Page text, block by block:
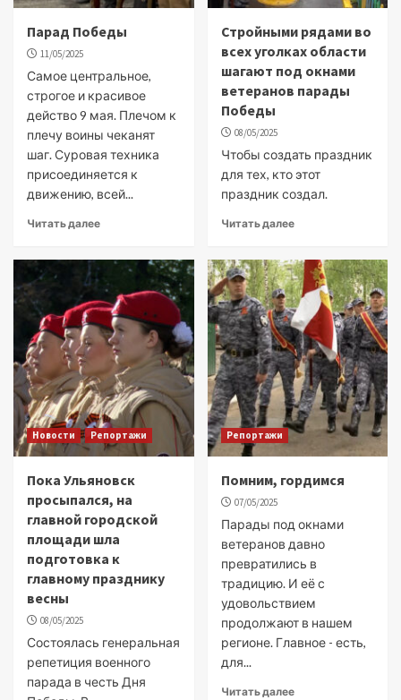
Парад Победы
11/05/2025
Самое центральное,
строгое и красивое
действо 9 мая. Плечом к
плечу воины чеканят
шаг. Суровая техника
присоединяется к
движению, всей...
Читать далее
Стройными рядами во
всех уголках области
шагают под окнами
ветеранов парады
Победы
08/05/2025
Чтобы создать праздник
для тех, кто этот
праздник создал.
Читать далее
Новости Репортажи
Пока Ульяновск
просыпался, на
главной городской
площади шла
подготовка к
главному празднику
весны
08/05/2025
Состоялась генеральная
репетиция военного
парада в честь Дня
Репортажи
Помним, гордимся
07/05/2025
Парады под окнами
ветеранов давно
превратились в
традицию. И её с
удовольствием
продолжают в нашем
регионе. Главное - есть,
для...
Читать далее